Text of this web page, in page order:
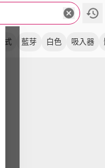
軟式 藍芽 白色 吸入器